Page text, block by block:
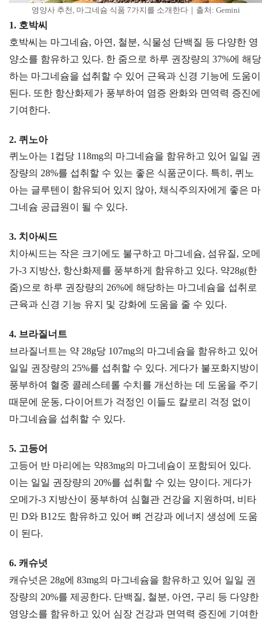
영양사 추천, 마그네슘 식품 7가지를 소개한다｜출처: Gemini
1. 호박씨
호박씨는 마그네슘, 아연, 철분, 식물성 단백질 등 다양한 영
양소를 함유하고 있다. 한 줌으로 하루 권장량의 37%에 해당
하는 마그네슘을 섭취할 수 있어 근육과 신경 기능에 도움이
된다. 또한 항산화제가 풍부하여 염증 완화와 면역력 증진에
기여한다.
2. 퀴노아
퀴노아는 1컵당 118mg의 마그네슘을 함유하고 있어 일일 권
장량의 28%를 섭취할 수 있는 좋은 식품군이다. 특히, 퀴노
아는 글루텐이 함유되어 있지 않아, 채식주의자에게 좋은 마
그네슘 공급원이 될 수 있다.
3. 치아씨드
치아씨드는 작은 크기에도 불구하고 마그네슘, 섬유질, 오메
가-3 지방산, 항산화제를 풍부하게 함유하고 있다. 약28g(한
줌)으로 하루 권장량의 26%에 해당하는 마그네슘을 섭취로
근육과 신경 기능 유지 및 강화에 도움을 줄 수 있다.
4. 브라질너트
브라질너트는 약 28g당 107mg의 마그네슘을 함유하고 있어
일일 권장량의 25%를 섭취할 수 있다. 게다가 불포화지방이
풍부하여 혈중 콜레스테롤 수치를 개선하는 데 도움을 주기
때문에 운동, 다이어트가 걱정인 이들도 칼로리 걱정 없이
마그네슘을 섭취할 수 있다.
5. 고등어
고등어 반 마리에는 약83mg의 마그네슘이 포함되어 있다.
이는 일일 권장량의 20%를 섭취할 수 있는 양이다. 게다가
오메가-3 지방산이 풍부하여 심혈관 건강을 지원하며, 비타
민 D와 B12도 함유하고 있어 뼈 건강과 에너지 생성에 도움
이 된다.
6. 캐슈넛
캐슈넛은 28g에 83mg의 마그네슘을 함유하고 있어 일일 권
장량의 20%를 제공한다. 단백질, 철분, 아연, 구리 등 다양한
영양소를 함유하고 있어 심장 건강과 면역력 증진에 기여한